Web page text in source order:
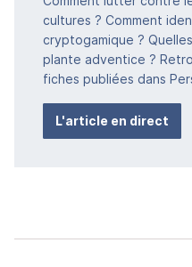
cultures ? Comment
cryptogamique ?
plante adventice ?
fiches publiées dans
L'article en direct